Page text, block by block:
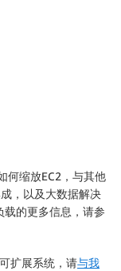
何缩放EC2，与其他
，以及大数据解决
载的更多信息，请参
扩展系统，请与我